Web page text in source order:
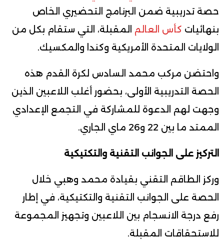
حصة تدريبية ضمن البرنامج التحضيري الخاص
بنهائيات كأس العالم المقبلة، التي ستقام بكل من
الولايات المتحدة الأمريكية وكندا والمكسيك.
واحتضن مركب محمد السادس لكرة القدم هذه
الحصة التدريبية الأولى، بحضور أغلب اللاعبين الذين
وجهت لهم الدعوة للمشاركة في التجمع الإعدادي
الممتد ما بين 22 و26 ماي الجاري.
التركيز على الجوانب التقنية والتكتيكية
وركز الطاقم التقني بقيادة محمد وهبي خلال
الحصة على الجوانب التقنية والتكتيكية، في إطار
رفع درجة الانسجام بين اللاعبين وتجهيز المجموعة
للاستحقاقات المقبلة.